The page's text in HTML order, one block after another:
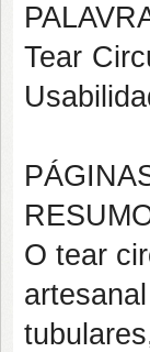
Tear
O tear